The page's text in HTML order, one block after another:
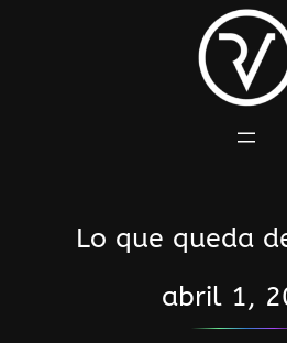
Lo que queda
abril 1,